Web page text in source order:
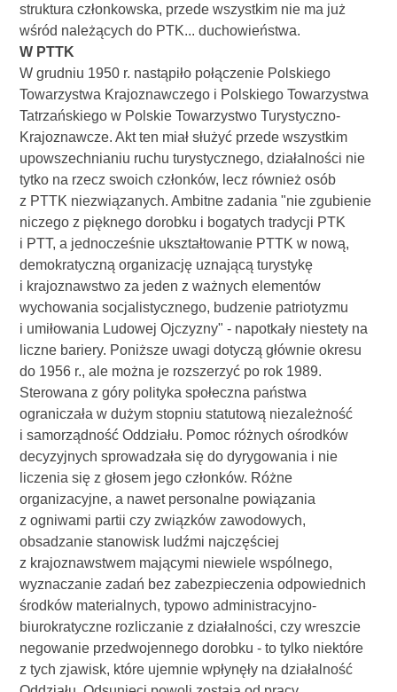
struktura członkowska, przede wszystkim nie ma już
wśród należących do PTK... duchowieństwa.
W PTTK
W grudniu 1950 r. nastąpiło połączenie Polskiego
Towarzystwa Krajoznawczego i Polskiego Towarzystwa
Tatrzańskiego w Polskie Towarzystwo Turystyczno-
Krajoznawcze. Akt ten miał służyć przede wszystkim
upowszechnianiu ruchu turystycznego, działalności nie
tytko na rzecz swoich członków, lecz również osób
z PTTK niezwiązanych. Ambitne zadania "nie zgubienie
niczego z pięknego dorobku i bogatych tradycji PTK
i PTT, a jednocześnie ukształtowanie PTTK w nową,
demokratyczną organizację uznającą turystykę
i krajoznawstwo za jeden z ważnych elementów
wychowania socjalistycznego, budzenie patriotyzmu
i umiłowania Ludowej Ojczyzny" - napotkały niestety na
liczne bariery. Poniższe uwagi dotyczą głównie okresu
do 1956 r., ale można je rozszerzyć po rok 1989.
Sterowana z góry polityka społeczna państwa
ograniczała w dużym stopniu statutową niezależność
i samorządność Oddziału. Pomoc różnych ośrodków
decyzyjnych sprowadzała się do dyrygowania i nie
liczenia się z głosem jego członków. Różne
organizacyjne, a nawet personalne powiązania
z ogniwami partii czy związków zawodowych,
obsadzanie stanowisk ludźmi najczęściej
z krajoznawstwem mającymi niewiele wspólnego,
wyznaczanie zadań bez zabezpieczenia odpowiednich
środków materialnych, typowo administracyjno-
biurokratyczne rozliczanie z działalności, czy wreszcie
negowanie przedwojennego dorobku - to tylko niektóre
z tych zjawisk, które ujemnie wpłynęły na działalność